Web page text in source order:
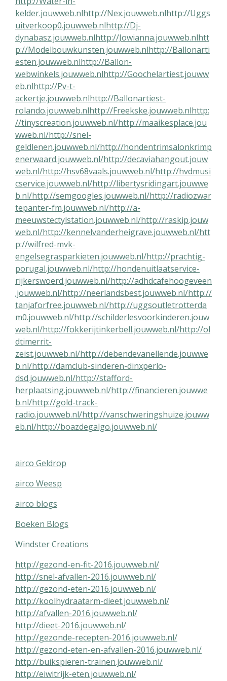
kelder.jouwweb.nlhttp://Nex.jouwweb.nlhttp://Uggs
uitverkoop0.jouwweb.nlhttp://Dj-
dynabasz.jouwweb.nlhttp://Jowianna.jouwweb.nlhtt
p://Modelbouwkunsten.jouwweb.nlhttp://Ballonarti
esten.jouwweb.nlhttp://Ballon-
webwinkels.jouwweb.nlhttp://Goochelartiest.jouww
eb.nlhttp://Pv-t-
ackertje.jouwweb.nlhttp://Ballonartiest-
rolando.jouwweb.nlhttp://Freekske.jouwweb.nlhttp:
//tinyscreation.jouwweb.nl/http://maaikesplace.jou
wweb.nl/http://snel-
geldlenen.jouwweb.nl/http://hondentrimsalonkrimp
enerwaard.jouwweb.nl/http://decaviahangout.jouw
web.nl/http://hsv68vaals.jouwweb.nl/http://hvdmusi
cservice.jouwweb.nl/http://libertysridingart.jouwwe
b.nl/http://semgoogles.jouwweb.nl/http://radiozwar
tepanter-fm.jouwweb.nl/http://a-
meeuwstectylstation.jouwweb.nl/http://raskip.jouw
web.nl/http://kennelvanderheigrave.jouwweb.nl/htt
p://wilfred-mvk-
engelsegrasparkieten.jouwweb.nl/http://prachtig-
porugal.jouwweb.nl/http://hondenuitlaatservice-
rijkerswoerd.jouwweb.nl/http://adhdcafehoogeveen
.jouwweb.nl/http://neerlandsbest.jouwweb.nl/http://
tanjaforfree.jouwweb.nl/http://uggsoutletrotterda
m0.jouwweb.nl/http://schilderlesvoorkinderen.jouw
web.nl/http://fokkerijtinkerbell.jouwweb.nl/http://ol
dtimerrit-
zeist.jouwweb.nl/http://debendevanellende.jouwwe
b.nl/http://damclub-sinderen-dinxperlo-
dsd.jouwweb.nl/http://stafford-
herplaatsing.jouwweb.nl/http://financieren.jouwwe
b.nl/http://gold-track-
radio.jouwweb.nl/http://vanschweringshuize.jouww
eb.nl/http://boazdegalgo.jouwweb.nl/
airco Geldrop
airco Weesp
airco blogs
Boeken Blogs
Windster Creations
http://gezond-en-fit-2016.jouwweb.nl/
http://snel-afvallen-2016.jouwweb.nl/
http://gezond-eten-2016.jouwweb.nl/
http://koolhydraatarm-dieet.jouwweb.nl/
http://afvallen-2016.jouwweb.nl/
http://dieet-2016.jouwweb.nl/
http://gezonde-recepten-2016.jouwweb.nl/
http://gezond-eten-en-afvallen-2016.jouwweb.nl/
http://buikspieren-trainen.jouwweb.nl/
http://eiwitrijk-eten.jouwweb.nl/